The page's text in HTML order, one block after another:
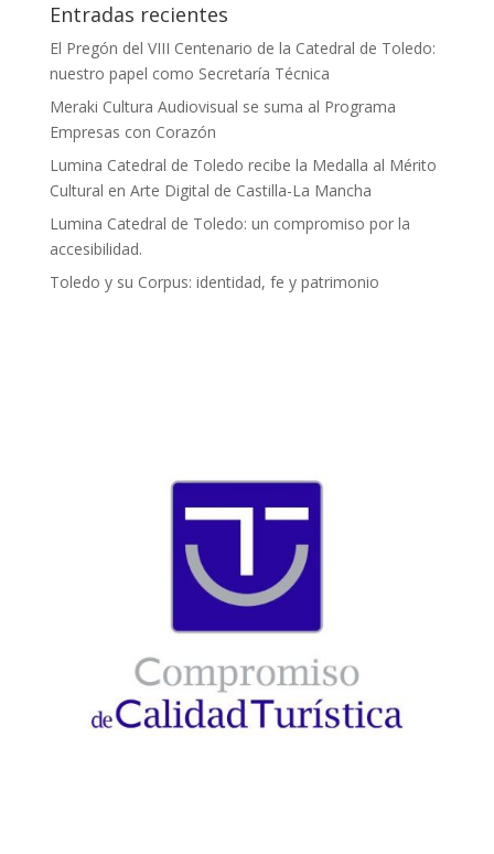
Entradas recientes
El Pregón del VIII Centenario de la Catedral de Toledo:
nuestro papel como Secretaría Técnica
Meraki Cultura Audiovisual se suma al Programa
Empresas con Corazón
Lumina Catedral de Toledo recibe la Medalla al Mérito
Cultural en Arte Digital de Castilla-La Mancha
Lumina Catedral de Toledo: un compromiso por la
accesibilidad.
Toledo y su Corpus: identidad, fe y patrimonio